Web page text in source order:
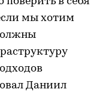
мы хотим
Даниил